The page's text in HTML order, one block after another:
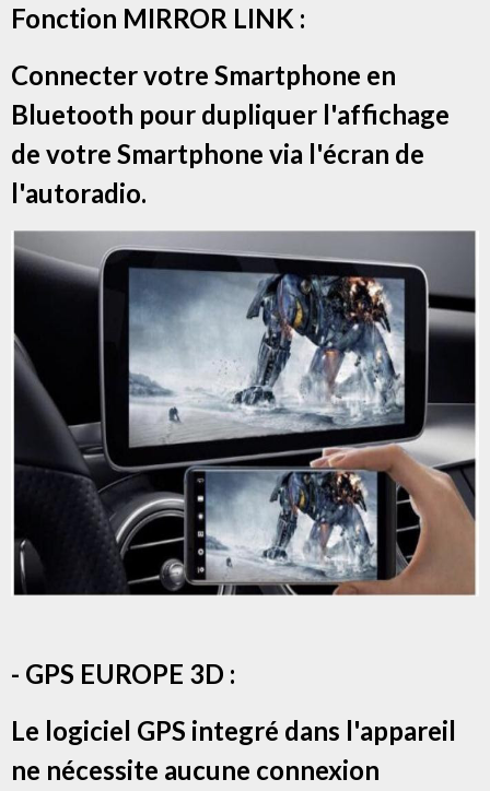
Fonction MIRROR LINK :
Connecter votre Smartphone en
Bluetooth pour dupliquer l'affichage
de votre Smartphone via l'écran de
l'autoradio.
- GPS EUROPE 3D :
Le logiciel GPS integré dans l'appareil
ne nécessite aucune connexion